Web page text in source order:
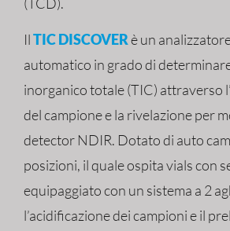
IlTIC DISCOVERè un
automatico in grado di
inorganico totale (TIC) attraverso
del campione e la rivelazione per
detector NDIR. Dotato di auto
posizioni, il quale ospita vials con
equipaggiato con un sistema a 2
l’acidificazione dei campioni e il